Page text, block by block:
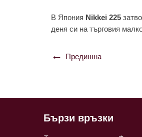
В Япония Nikkei 225
дeня си нa търговия
Навигация
Предишна
Бързи връзки